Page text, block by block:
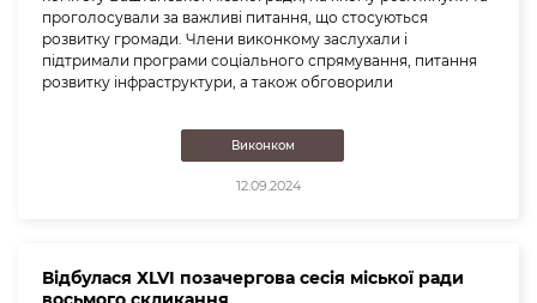
проголосували за важливі питання, що стосуються
розвитку громади. Члени виконкому заслухали і
підтримали програми соціального спрямування, питання
розвитку інфраструктури, а також обговорили
Виконком
12.09.2024
Відбулася ХLVІ позачергова сесія міської ради